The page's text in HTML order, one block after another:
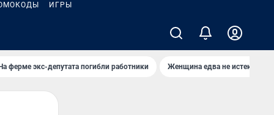
ИГРЫ
ферме экс-депутата погибли работники Женщина едва не истекла